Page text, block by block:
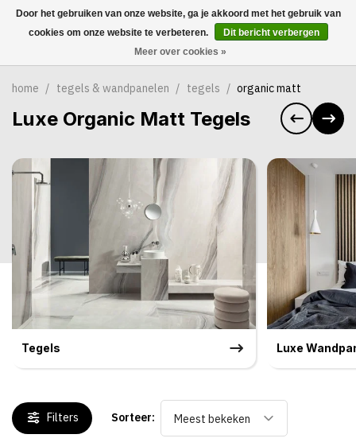
0
home / tegels & wandpanelen / tegels / organic matt
Luxe Organic Matt Tegels
Tegels Luxe
Filters Sorteer: Meest bekeken
Door het gebruiken van onze website, ga je akkoord met het gebruik van
cookies om onze website te verbeteren.
Dit bericht verbergen
Meer over cookies »